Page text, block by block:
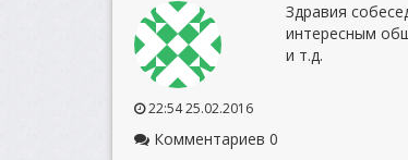
Здравия
интересным
и т.д.
22:54 25.02.2016
Комментариев 0